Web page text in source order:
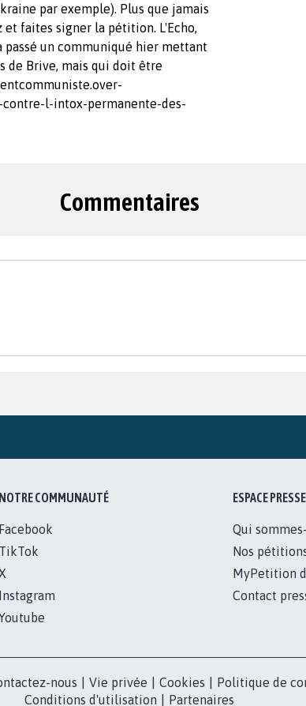
par exemple). Plus que jamais
faites signer la pétition. L'Echo,
passé un communiqué hier mettant
de Brive, mais qui doit être
l-intox-permanente-des-
Commentaires
NOTRE COMMUNAUTÉ
Facebook
TikTok
Instagram
ESPACE PRESSE
Qui
Nos
MyPetition
Contact
nous Vie privée Cookies Politique de
Conditions d'utilisation
Partenaires